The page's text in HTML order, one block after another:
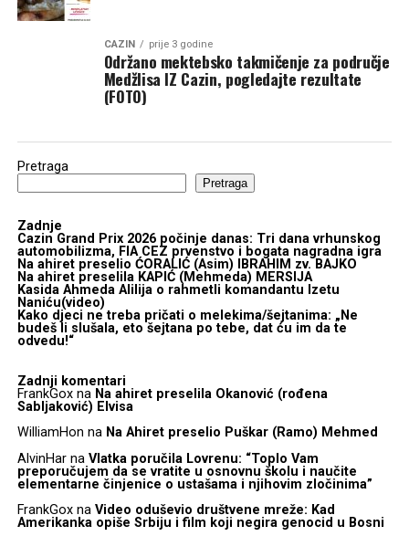
CAZIN prije 3 godine
Održano mektebsko takmičenje za područje
Medžlisa IZ Cazin, pogledajte rezultate
(FOTO)
Pretraga
Pretraga
Zadnje
Cazin Grand Prix 2026 počinje danas: Tri dana vrhunskog
automobilizma, FIA CEZ prvenstvo i bogata nagradna igra
Na ahiret preselio ĆORALIĆ (Asim) IBRAHIM zv. BAJKO
Na ahiret preselila KAPIĆ (Mehmeda) MERSIJA
Kasida Ahmeda Alilija o rahmetli komandantu Izetu
Naniću(video)
Kako djeci ne treba pričati o melekima/šejtanima: „Ne
budeš li slušala, eto šejtana po tebe, dat ću im da te
odvedu!“
Zadnji komentari
FrankGoxna Na ahiret preselila Okanović (rođena
Sabljaković) Elvisa
WilliamHon na Na Ahiret preselio Puškar (Ramo) Mehmed
AlvinHarna Vlatka poručila Lovrenu: “Toplo Vam
preporučujem da se vratite u osnovnu školu i naučite
elementarne činjenice o ustašama i njihovim zločinima”
FrankGoxna Video oduševio društvene mreže: Kad
Amerikanka opiše Srbiju i film koji negira genocid u Bosni